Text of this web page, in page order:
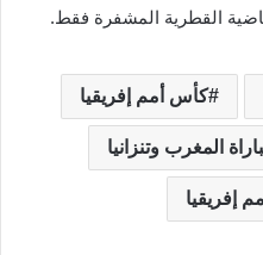
القطرية المشفرة فقط.
كأس أمم إفريقيا
المغرب وتنزانيا